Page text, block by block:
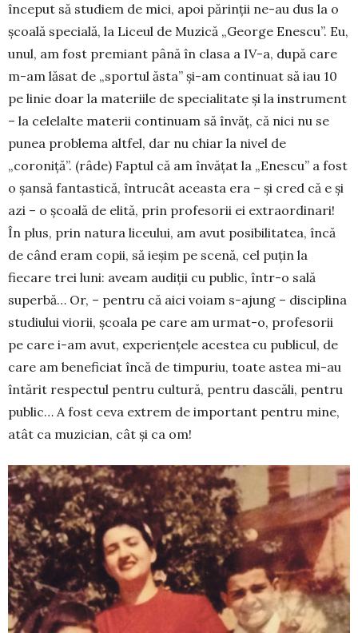
început să stu­diem de mici, apoi părinţii ne-au dus la o
şcoală specială, la Liceul de Muzică „George Enescu”. Eu,
unul, am fost premiant până în clasa a IV-a, după care
m-am lăsat de „sportul ăsta” şi-am continuat să iau 10
pe linie doar la mate­riile de specialitate şi la instrument
– la celelalte materii con­tinuam să învăţ, că nici nu se
punea pro­blema altfel, dar nu chiar la nivel de
„coroniţă”. (râde) Faptul că am învăţat la „Enescu” a fost
o şansă fantastică, întrucât aceasta era – şi cred că e şi
azi – o şcoală de elită, prin profesorii ei extraor­di­nari!
În plus, prin natura liceului, am avut posibili­tatea, încă
de când eram copii, să ieşim pe scenă, cel puţin la
fiecare trei luni: aveam audiţii cu pu­blic, într-o sală
superbă… Or, – pentru că aici vo­iam s-ajung – disciplina
stu­diului viorii, şcoa­la pe care am urmat-o, pro­fesorii
pe care i-am avut, experienţele acestea cu publicul, de
care am beneficiat încă de tim­puriu, toate astea mi-au
întărit respectul pentru cultură, pentru dascăli, pentru
public… A fost ceva extrem de important pentru mine,
atât ca muzician, cât şi ca om!